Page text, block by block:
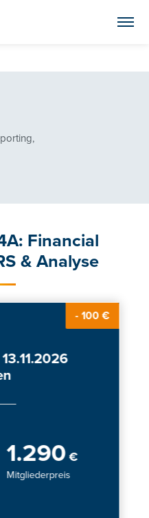
Financial
& Analyse
- 100 €
1.290 €
Mitgliederpreis